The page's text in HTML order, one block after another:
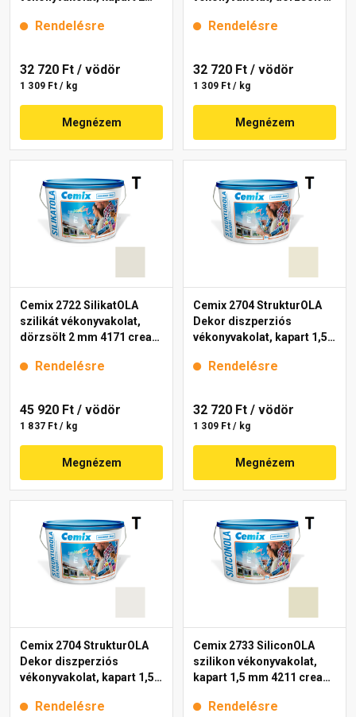
Rendelésre
32 720 Ft / vödör
1 309 Ft / kg
Megnézem
Rendelésre
32 720 Ft / vödör
1 309 Ft / kg
Megnézem
Cemix 2722 SilikatOLA
szilikát vékonyvakolat,
dörzsölt 2 mm 4171 cream
Rendelésre
45 920 Ft / vödör
1 837 Ft / kg
Megnézem
Cemix 2704 StrukturOLA
Dekor diszperziós
vékonyvakolat, kapart 1,5
Rendelésre
32 720 Ft / vödör
1 309 Ft / kg
Megnézem
Cemix 2704 StrukturOLA
Dekor diszperziós
vékonyvakolat, kapart 1,5
Rendelésre
Cemix 2733 SiliconOLA
szilikon vékonyvakolat,
kapart 1,5 mm 4211 cream
Rendelésre